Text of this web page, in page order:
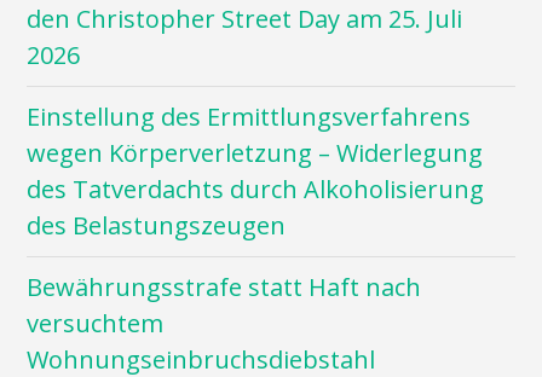
den Christopher Street Day am 25. Juli
2026
Einstellung des Ermittlungsverfahrens
wegen Körperverletzung – Widerlegung
des Tatverdachts durch Alkoholisierung
des Belastungszeugen
Bewährungsstrafe statt Haft nach
versuchtem
Wohnungseinbruchsdiebstahl